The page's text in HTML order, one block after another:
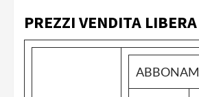
PREZZI VENDITA LIBERA